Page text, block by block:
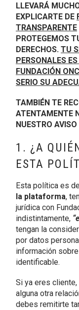
LLEVARÁ
EXPLICARTE DE
TRANSPARENTE
PROTEGEMOS
DERECHOS. TU
PERSONALES
FUNDACIÓN
SERIO SU
TAMBIÉN TE
ATENTAMENTE
NUESTRO AVISO
1. ¿A
ESTA
Esta política es
la plataforma,
jurídica con
indistintamente,
tengan la
por datos
información
identificable.
Si ya eres
alguna otra
debes remitirte